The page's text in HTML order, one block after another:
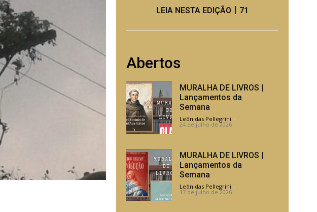
LEIA NESTA EDIÇÃO丨71
Abertos
MURALHA DE LIVROS |
Lançamentos da
Semana
Leônidas Pellegrini -
24 de julho de 2026
MURALHA DE LIVROS |
Lançamentos da
Semana
Leônidas Pellegrini -
17 de julho de 2026